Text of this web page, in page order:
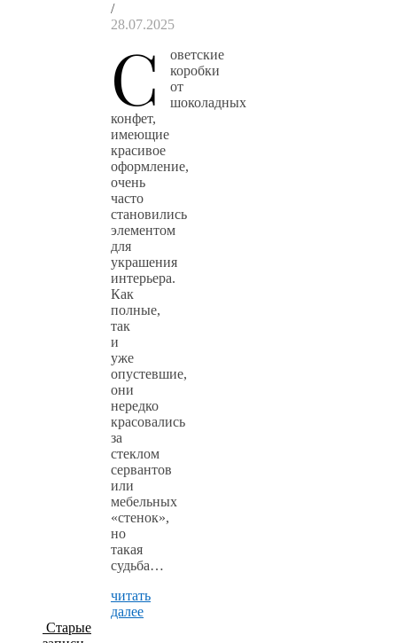
/
28.07.2025
С
оветские
коробки
от
шоколадных
конфет,
имеющие
красивое
оформление,
очень
часто
становились
элементом
для
украшения
интерьера.
Как
полные,
так
и
уже
опустевшие,
они
нередко
красовались
за
стеклом
сервантов
или
мебельных
«стенок»,
но
такая
судьба…
читать
далее
Старые